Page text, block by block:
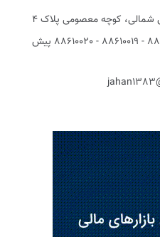
شمالی، کوچه معصومی پلاک 4
تلفن تماس: 88610021- 88610023 - 88610019 - 88610020 پیش